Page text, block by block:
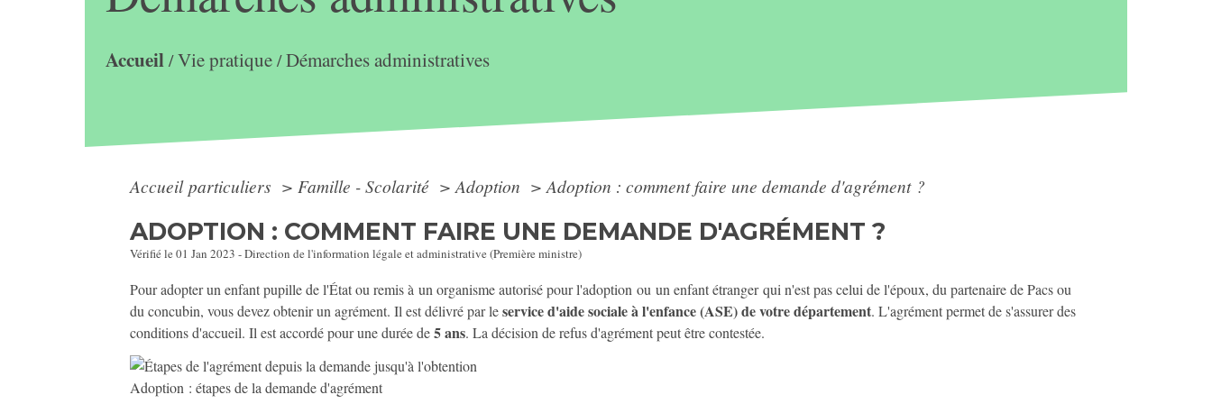
Accueil/Vie pratique/Démarches administratives
Accueil particuliers > Famille - Scolarité > Adoption > Adoption : comment faire une demande d'agrément ?
ADOPTION : COMMENT FAIRE UNE DEMANDE D'AGRÉMENT ?
Vérifié le 01 Jan 2023 - Direction de l'information légale et administrative (Première ministre)
Pour adopter un enfant pupille de l'État ou remis à un organisme autorisé pour l'adoption ou un enfant étranger qui n'est pas celui de l'époux, du partenaire de Pacs ou
du concubin, vous devez obtenir un agrément. Il est délivré par leservice d'aide sociale à l'enfance (ASE) de votre département. L'agrément permet de s'assurer des
conditions d'accueil. Il est accordé pour une durée de5 ans. La décision de refus d'agrément peut être contestée.
Adoption : étapes de la demande d'agrément